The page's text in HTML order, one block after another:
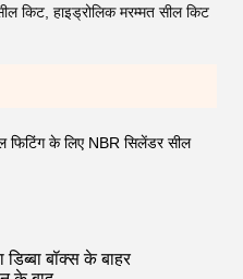
किट, हाइड्रोलिक मरम्मत सील किट
फिटिंग के लिए NBR सिलेंडर सील
बॉक्स के बाहर